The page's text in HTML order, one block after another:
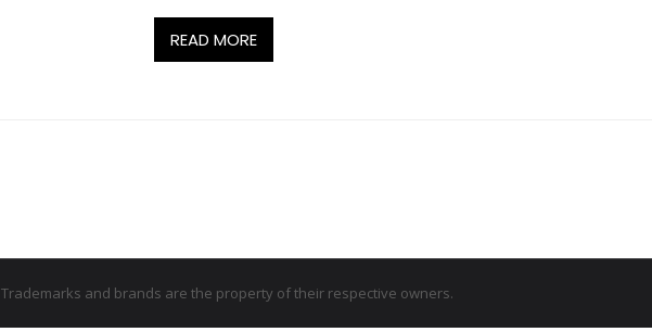
READ MORE
Trademarks and brands are the property of their respective owners.